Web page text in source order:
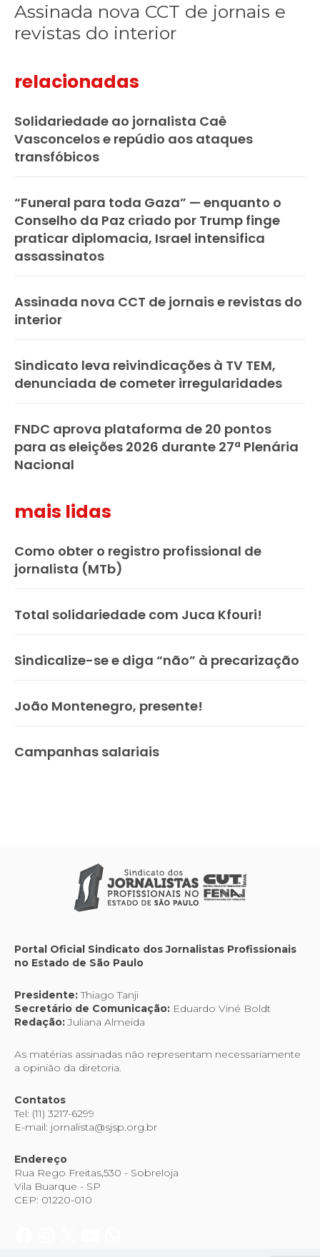
Assinada nova CCT de jornais e
revistas do interior
relacionadas
Solidariedade ao jornalista Caê
Vasconcelos e repúdio aos ataques
transfóbicos
“Funeral para toda Gaza” — enquanto o
Conselho da Paz criado por Trump finge
praticar diplomacia, Israel intensifica
assassinatos
Assinada nova CCT de jornais e revistas do
interior
Sindicato leva reivindicações à TV TEM,
denunciada de cometer irregularidades
FNDC aprova plataforma de 20 pontos
para as eleições 2026 durante 27ª Plenária
Nacional
mais lidas
Como obter o registro profissional de
jornalista (MTb)
Total solidariedade com Juca Kfouri!
Sindicalize-se e diga “não” à precarização
João Montenegro, presente!
Campanhas salariais
Portal Oficial Sindicato dos Jornalistas Profissionais
no Estado de São Paulo
Presidente:Thiago Tanji
Secretário de Comunicação: Eduardo Viné Boldt
Redação:Juliana Almeida
As matérias assinadas não representam necessariamente
a opinião da diretoria.
Contatos
Tel: (11) 3217-6299
E-mail: jornalista@sjsp.org.br
Endereço
Rua Rego Freitas,530 - Sobreloja
Vila Buarque - SP
CEP: 01220-010